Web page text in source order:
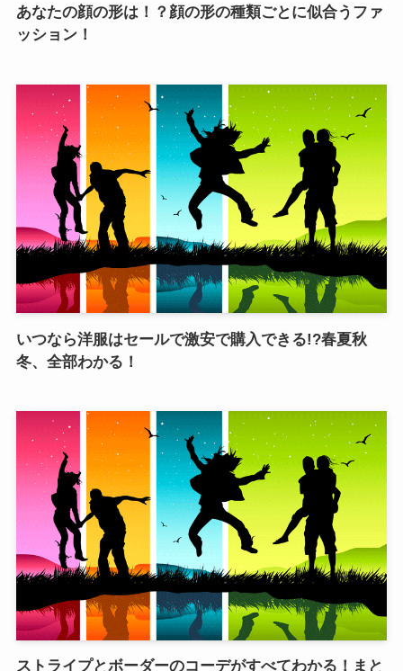
あなたの顔の形は！？顔の形の種類ごとに似合うファ
ッション！
いつなら洋服はセールで激安で購入できる!?春夏秋
冬、全部わかる！
ストライプとボーダーのコーデがすべてわかる！まと